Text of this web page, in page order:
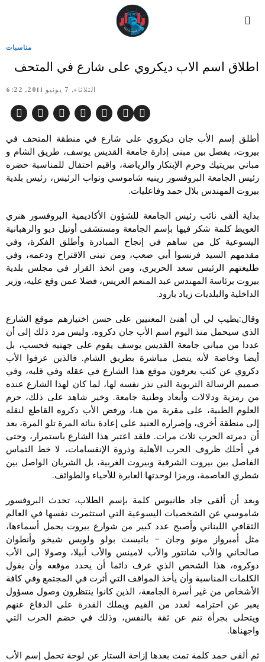
مناسبات
اطلاق اسم الاب ديكروي على شارع في المتحف
الثلاثاء, 7 يونيو 2011, 6:22
أطلق إسم الأب جان ديكروي على شارع في منطقة المتحف في
بيروت، يفصل بين مبنى إدارة جامعة القديس يوسف، طريق الشام و
مباني بيريتيك وحرم الإبتكار والرياضة، واقيم احتفال للمناسبة حضره
رئيس الجامعة البروفسور رينيه شاموسي ونواب الرئيس، رئيس بلدية
بيروت المهندس بلال حمد وفاعليات.
بداية ألقى نائب رئيس الجامعة للشؤون الأكاديمية البروفسور هنري
العويط كلمة شكر فيها بإسم الجامعة ومستشفى أوتيل ديو والرهبانية
اليسوعية كل من ساهم في إنجاح المبادرة وأطلق الفكرة، وفي
مقدمهم السيد فرنسوا أبي صعب، ومن تبنى الاقتراح ودعمه، وفي
طليعتهم الرئيس سعد الحريري، ومن اتخذ القرار في مجلس بلدية
بيروت برئاسة المهندس عبد المنعم العريس، فضلا عمن وقع عليه، وزير
الداخلية والبلديات زياد بارود.
وقال:يطيب لي أن أهنئ المعنيين على حسن اختيارهم موقع الشارع
الذي سيحمل منذ اليوم اسم الأب جان دكروه. وليس مرد ذلك إلى أن
عددا من مباني جامعة القديس يوسف يقوم على جهتيه فحسب، بل
أيضا وخاصة لأنه يتصل مباشرة بطريق الشام. فالذين عرفوا الأب
دكروي عن كثب يعرفون موقع هذا الشارع في عقله وفي قلبه، وفي
صميم الرسالة التربوية التي نذر نفسه لها، لما كان لهذا الشارع عنده
من رمزية ودلالات وأبعاد وطنية جامعة. وخير شاهد على ذلك، حرم
العلوم الطبية، على مقربة من هنا، ورفض الأب دكروه القاطع لنقله
إلى منطقة أخرى، وإصراره العنيد على إعادة بنائه المرة تلو المرة، بعد
أن دمرته الحرب ثلاث مرات. فلقد اعتبر هذا الشارع باستمرار، وحتى
في أحلك ظروف الحرب الأهلية وذروة الإنقسامات، لا خط التماس
الفاصل بين بيروت الشرقية وبيروت الغربية، بل الشريان الواصل بين
شطري العاصمة، ورمزا لوحدتها العابرة للأحياء والطوائف.
وبعد أن ألقى جاد طانيوس كلمة بإسم الطلاب، تحدث البروفسور
شاموسي عن الشخصيات اليسوعية التي استثمرت نفسها في العالم
الثقافي اللبناني وأصبح عدد كبير من شوارع بيروت يحمل أسماءها،
مثل أمبرواز مونو وجان – باتيست بولو ولويس شيخو وأنطوان
صالحاني والأب شانتور والأب لامينس والأب أبيلا، وصولا إلى الأب
دوكروه، هذا الشخص الذي عرف دائما أن يحدد موقعه وأن يقول
الكلمات المناسبة وأن يأخذ المواقف التي أثرت في المجتمع وفي كافة
الأشخاص من غير أسرة الجامعة، الذين كانوا ينتظرون وصول مسؤول
يعبر عن احترامه لعدد من القيم ويملك القدرة على الدفاع عنهم
ويتحلى بجرأة تنم عن ثقة بالنفس، وذلك في خضم الحرب التي
واجهناها.
ثم ألقى حمد كلمة تمت بعدها إزاحة الستار عن لوحة تحمل إسم الأب